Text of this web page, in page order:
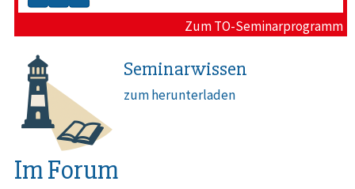
Zum TO-Seminarprogramm
Seminarwissen
zum herunterladen
Im Forum